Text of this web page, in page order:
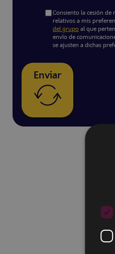
Consiento la cesión de
relativos a mis
del grupo al que
envío de
se ajusten a dichas
Enviar